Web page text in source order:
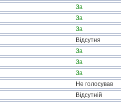
За
За
За
Відсутня
За
За
За
Не голосував
Відсутній